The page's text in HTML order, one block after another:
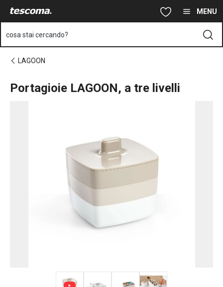
Vai al contenuto principale MENU
cosa stai cercando?
LAGOON
Portagioie LAGOON, a tre livelli